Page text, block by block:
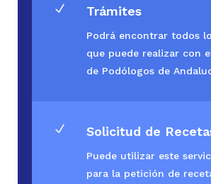
N Trámites
Podrá encontrar todos
que puede realizar con
de Podólogos de
N Solicitud de
Puede utilizar este
para la petición de